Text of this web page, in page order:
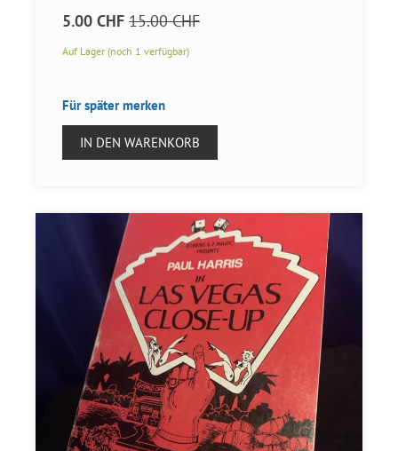
5.00 CHF 15.00 CHF
Auf Lager (noch 1 verfügbar)
Für später merken
IN DEN WARENKORB